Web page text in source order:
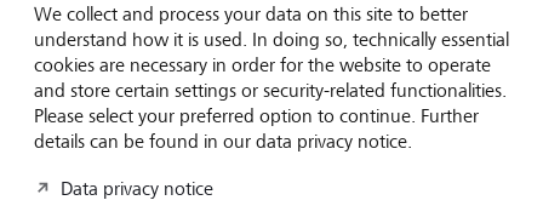
Chancen bei
Versorgungsunternehmen und
Technologieanbietern
We collect and process your data on this site to better
understand how it is used. In doing so, technically essential
cookies are necessary in order for the website to operate
and store certain settings or security-related functionalities.
Please select your preferred option to continue. Further
details can be found in our data privacy notice.
Data privacy notice